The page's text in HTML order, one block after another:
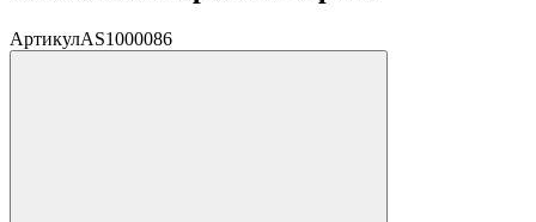
АртикулAS1000086